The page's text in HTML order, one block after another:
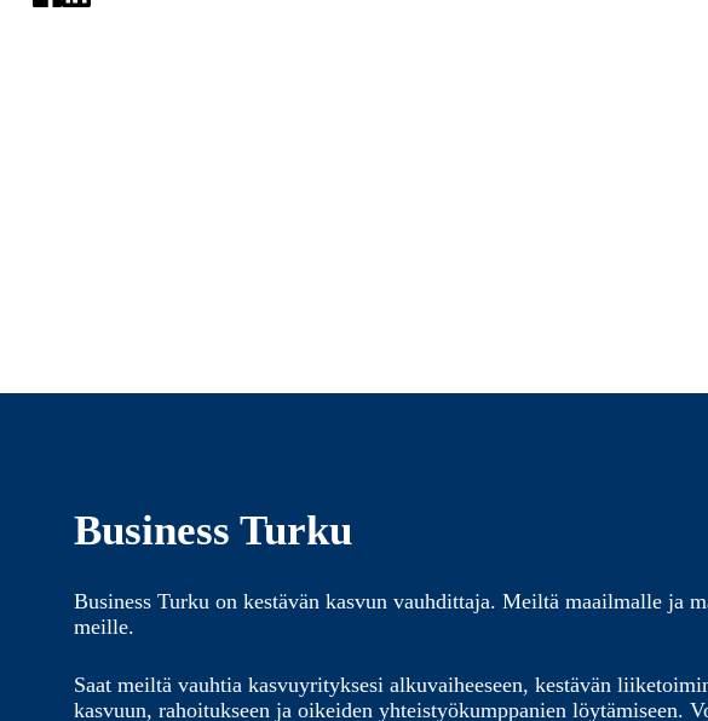
Business Turku
Business Turku on kestävän kasvun vauhdittaja. Meiltä maailmalle ja
meille.
Saat meiltä vauhtia kasvuyrityksesi alkuvaiheeseen, kestävän
kasvuun, rahoitukseen ja oikeiden yhteistyökumppanien löytämiseen.